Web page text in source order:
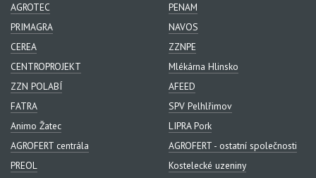
AGROTEC
PENAM
PRIMAGRA
NAVOS
CEREA
ZZNPE
CENTROPROJEKT
Mlékárna Hlinsko
ZZN POLABÍ
AFEED
FATRA
SPV Pelhlřimov
Animo Žatec
LIPRA Pork
AGROFERT centrála
AGROFERT - ostatní společnosti
PREOL
Kostelecké uzeniny